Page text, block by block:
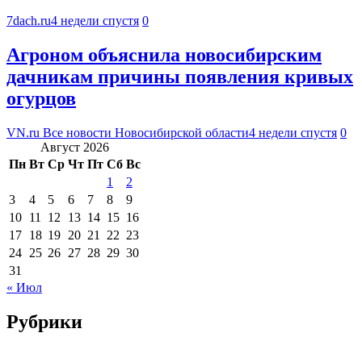
7dach.ru4 недели спустя 0
Агроном объяснила новосибирским
дачникам причины появления кривых
огурцов
VN.ru Все новости Новосибирской области4 недели спустя 0
Август 2026
Пн Вт Ср Чт Пт Сб Вс
1
2
3
4 5 6 7 8
9
10 11 12 13 14 15 16
17 18 19 20 21 22 23
24 25 26 27 28 29 30
31
« Июл
Рубрики